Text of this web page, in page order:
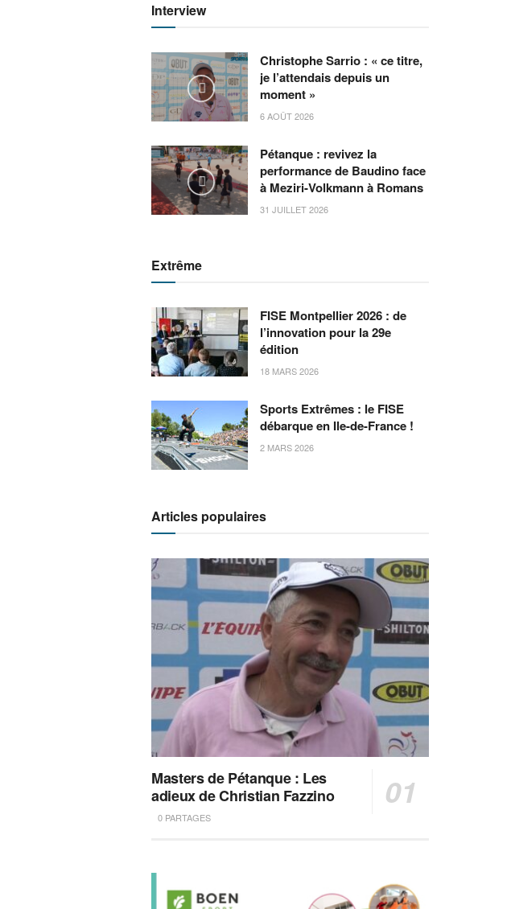
Interview
Christophe Sarrio : « ce titre,
je l’attendais depuis un
moment »
6 AOÛT 2026
Pétanque : revivez la
performance de Baudino face
à Meziri-Volkmann à Romans
31 JUILLET 2026
Extrême
FISE Montpellier 2026 : de
l’innovation pour la 29e
édition
18 MARS 2026
Sports Extrêmes : le FISE
débarque en Ile-de-France !
2 MARS 2026
Articles populaires
Masters de Pétanque : Les
adieux de Christian Fazzino
0 PARTAGES